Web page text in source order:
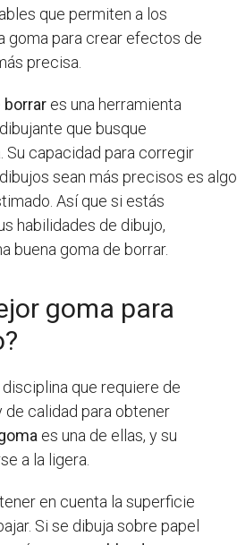
que permiten a los
goma para crear efectos de
precisa.
borrar es una herramienta
que busque
capacidad para corregir
sean más precisos es algo
Así que si estás
habilidades de dibujo,
buena goma de borrar.
goma para
que requiere de
de calidad para obtener
es una de ellas, y su
a la ligera.
en cuenta la superficie
Si se dibuja sobre papel